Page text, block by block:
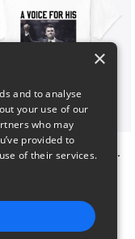
Charlie Kirk A Voice For His Generation
×
and to analyse
your use of our
who may
provided to
of their services.